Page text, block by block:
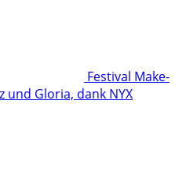
Festival Make-
und Gloria, dank NYX